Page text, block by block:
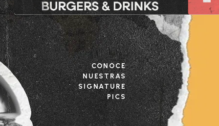
CONOCE
NUESTRAS
SIGNATURE
PICS